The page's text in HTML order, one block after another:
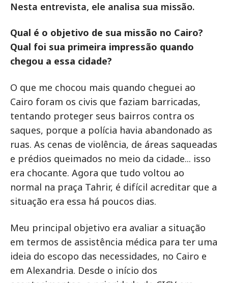
Nesta entrevista, ele analisa sua missão.
Qual é o objetivo de sua missão no Cairo?
Qual foi sua primeira impressão quando
chegou a essa cidade?
O que me chocou mais quando cheguei ao
Cairo foram os civis que faziam barricadas,
tentando proteger seus bairros contra os
saques, porque a polícia havia abandonado as
ruas. As cenas de violência, de áreas saqueadas
e prédios queimados no meio da cidade... isso
era chocante. Agora que tudo voltou ao
normal na praça Tahrir, é difícil acreditar que a
situação era essa há poucos dias.
Meu principal objetivo era avaliar a situação
em termos de assistência médica para ter uma
ideia do escopo das necessidades, no Cairo e
em Alexandria. Desde o início dos